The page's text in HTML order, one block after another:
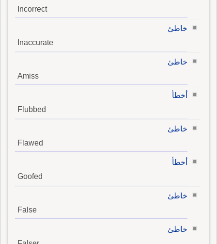
Incorrect
خاطئ
Inaccurate
خاطئ
Amiss
أخطأ
Flubbed
خاطئ
Flawed
أخطأ
Goofed
خاطئ
False
خاطئ